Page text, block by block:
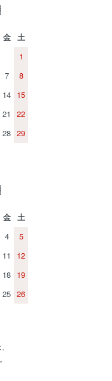
金
土
1
7
8
14 15
21
22
28 29
金
土
4
5
11
12
18 19
25 26